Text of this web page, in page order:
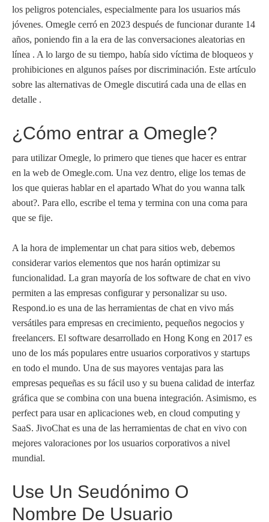
los peligros potenciales, especialmente para los usuarios más
jóvenes. Omegle cerró en 2023 después de funcionar durante 14
años, poniendo fin a la era de las conversaciones aleatorias en
línea . A lo largo de su tiempo, había sido víctima de bloqueos y
prohibiciones en algunos países por discriminación. Este artículo
sobre las alternativas de Omegle discutirá cada una de ellas en
detalle .
¿Cómo entrar a Omegle?
para utilizar Omegle, lo primero que tienes que hacer es entrar
en la web de Omegle.com. Una vez dentro, elige los temas de
los que quieras hablar en el apartado What do you wanna talk
about?. Para ello, escribe el tema y termina con una coma para
que se fije.
A la hora de implementar un chat para sitios web, debemos
considerar varios elementos que nos harán optimizar su
funcionalidad. La gran mayoría de los software de chat en vivo
permiten a las empresas configurar y personalizar su uso.
Respond.io es una de las herramientas de chat en vivo más
versátiles para empresas en crecimiento, pequeños negocios y
freelancers. El software desarrollado en Hong Kong en 2017 es
uno de los más populares entre usuarios corporativos y startups
en todo el mundo. Una de sus mayores ventajas para las
empresas pequeñas es su fácil uso y su buena calidad de interfaz
gráfica que se combina con una buena integración. Asimismo, es
perfect para usar en aplicaciones web, en cloud computing y
SaaS. JivoChat es una de las herramientas de chat en vivo con
mejores valoraciones por los usuarios corporativos a nivel
mundial.
Use Un Seudónimo O
Nombre De Usuario